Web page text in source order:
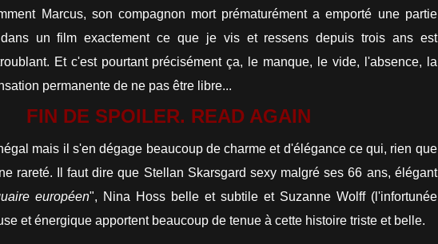
Marcus, son compagnon mort prématurément a emporté une partie
un film exactement ce que je vis et ressens depuis trois ans est
Et c'est pourtant précisément ça, le manque, le vide, l'absence, la
permanente de ne pas être libre...
FIN DE SPOILER. READ AGAIN
mais il s'en dégage beaucoup de charme et d'élégance ce qui, rien que
rareté. Il faut dire que Stellan Skarsgard sexy malgré ses 66 ans, élégant
européen", Nina Hoss belle et subtile et Suzanne Wolff (l'infortunée
et énergique apportent beaucoup de tenue à cette histoire triste et belle.